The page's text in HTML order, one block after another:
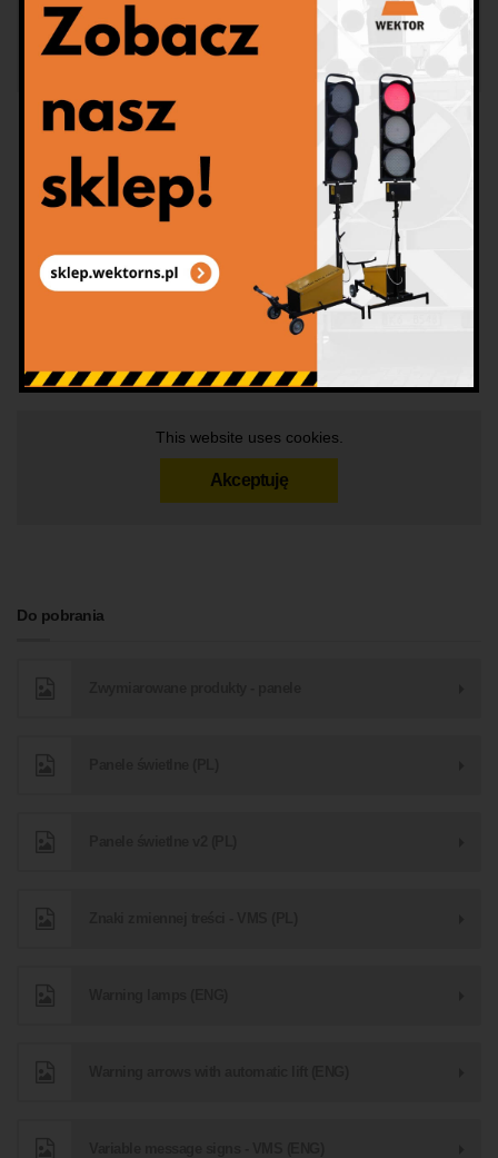
Akceptuję
This website uses cookies.
Akceptuję
Do pobrania